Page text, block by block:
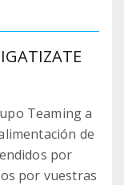
Teaming a
de
por
por vuestras